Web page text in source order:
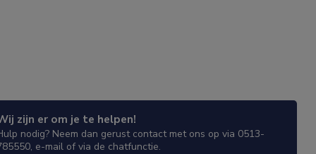
zijn er om je te helpen!
nodig? Neem dan gerust contact met ons op via 0513-
e-mail of via de chatfunctie.